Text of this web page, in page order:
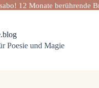
12 Monate berührende
Poesie und Magie